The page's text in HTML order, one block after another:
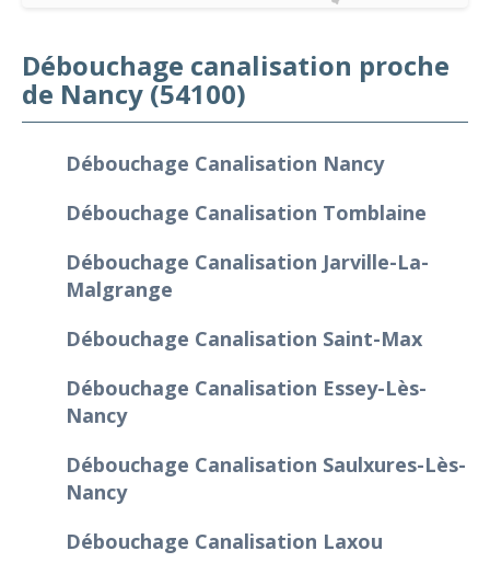
Débouchage canalisation proche
de Nancy (54100)
Débouchage Canalisation Nancy
Débouchage Canalisation Tomblaine
Débouchage Canalisation Jarville-La-
Malgrange
Débouchage Canalisation Saint-Max
Débouchage Canalisation Essey-Lès-
Nancy
Débouchage Canalisation Saulxures-Lès-
Nancy
Débouchage Canalisation Laxou